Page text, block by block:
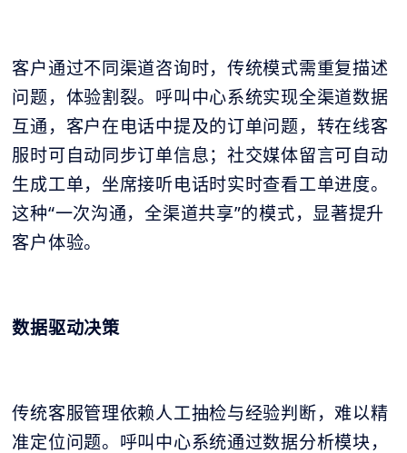
客户通过不同渠道咨询时，传统模式需重复描述
问题，体验割裂。呼叫中心系统实现全渠道数据
互通，客户在电话中提及的订单问题，转在线客
服时可自动同步订单信息；社交媒体留言可自动
生成工单，坐席接听电话时实时查看工单进度。
这种“一次沟通，全渠道共享”的模式，显著提升
客户体验。
数据驱动决策
传统客服管理依赖人工抽检与经验判断，难以精
准定位问题。呼叫中心系统通过数据分析模块，